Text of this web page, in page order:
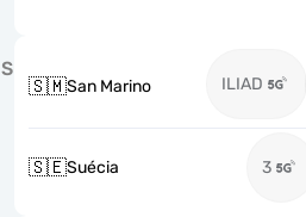
S
🇸🇲San Marino ILIAD
🇸🇪Suécia 3